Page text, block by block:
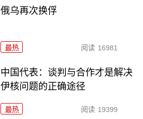
俄乌再次换俘
最热 阅读 16981
中国代表：谈判与合作才是解决
伊核问题的正确途径
最热 阅读 19399